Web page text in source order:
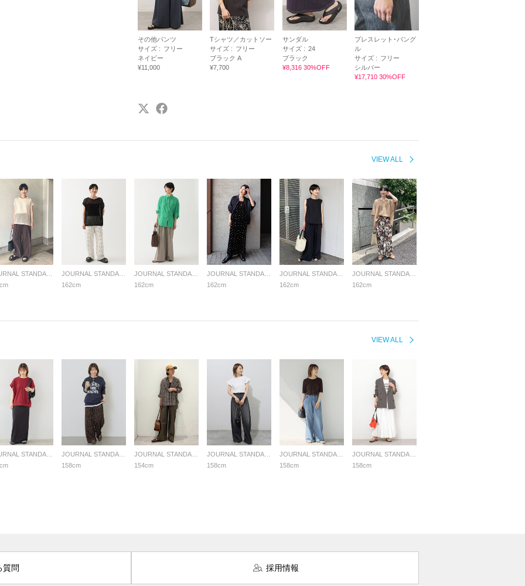
その他パンツ
サイズ : フリー
ネイビー
¥11,000
Tシャツ／カットソー
サイズ : フリー
ブラック A
¥7,700
サンダル
サイズ : 24
ブラック
¥8,316 30%OFF
ブレスレット･バング
ル
サイズ : フリー
シルバー
¥17,710 30%OFF
VIEW ALL
162cm
162cm
162cm
162cm
162cm
VIEW ALL
158cm
154cm
158cm
158cm
158cm
質問 採用情報